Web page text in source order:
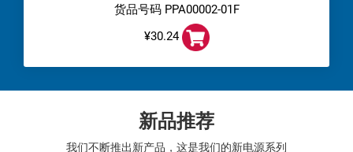
货品号码 PPA00002-01F
¥30.24
新品推荐
我们不断推出新产品，这是我们的新电源系列